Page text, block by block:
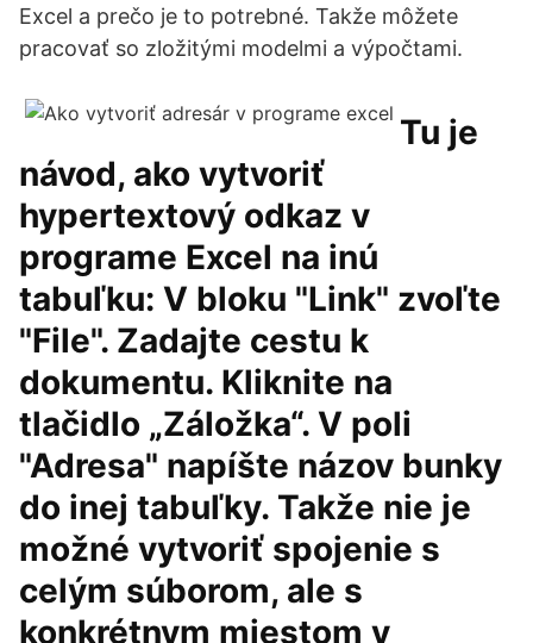
Excel a prečo je to potrebné. Takže môžete
pracovať so zložitými modelmi a výpočtami.
Tu je
návod, ako vytvoriť
hypertextový odkaz v
programe Excel na inú
tabuľku: V bloku "Link" zvoľte
"File". Zadajte cestu k
dokumentu. Kliknite na
tlačidlo „Záložka“. V poli
"Adresa" napíšte názov bunky
do inej tabuľky. Takže nie je
možné vytvoriť spojenie s
celým súborom, ale s
konkrétnym miestom v